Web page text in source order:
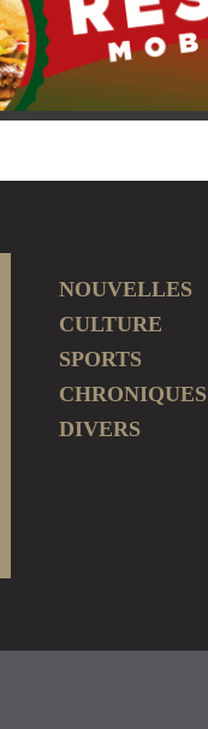
NOUVELLES
CULTURE
SPORTS
CHRONIQUES
DIVERS